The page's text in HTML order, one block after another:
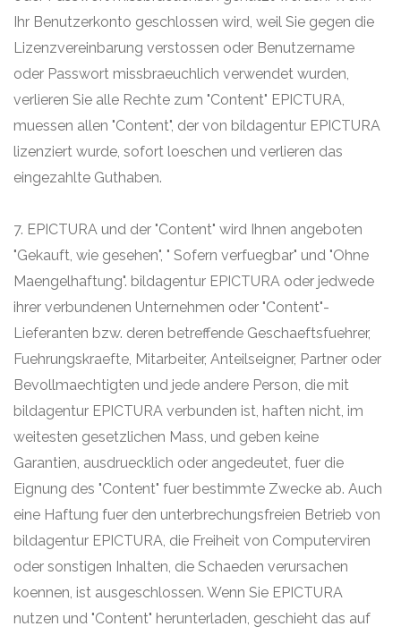
Ihr Benutzerkonto geschlossen wird, weil Sie gegen die
Lizenzvereinbarung verstossen oder Benutzername
oder Passwort missbraeuchlich verwendet wurden,
verlieren Sie alle Rechte zum "Content" EPICTURA,
muessen allen "Content", der von bildagentur EPICTURA
lizenziert wurde, sofort loeschen und verlieren das
eingezahlte Guthaben.
7. EPICTURA und der "Content" wird Ihnen angeboten
"Gekauft, wie gesehen", " Sofern verfuegbar" und "Ohne
Maengelhaftung". bildagentur EPICTURA oder jedwede
ihrer verbundenen Unternehmen oder "Content"-
Lieferanten bzw. deren betreffende Geschaeftsfuehrer,
Fuehrungskraefte, Mitarbeiter, Anteilseigner, Partner oder
Bevollmaechtigten und jede andere Person, die mit
bildagentur EPICTURA verbunden ist, haften nicht, im
weitesten gesetzlichen Mass, und geben keine
Garantien, ausdruecklich oder angedeutet, fuer die
Eignung des "Content" fuer bestimmte Zwecke ab. Auch
eine Haftung fuer den unterbrechungsfreien Betrieb von
bildagentur EPICTURA, die Freiheit von Computerviren
oder sonstigen Inhalten, die Schaeden verursachen
koennen, ist ausgeschlossen. Wenn Sie EPICTURA
nutzen und "Content" herunterladen, geschieht das auf